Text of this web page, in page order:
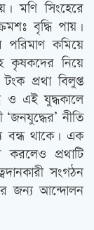
মণি সিংহেরে
বৃদ্ধি পায়।
কমিয়ে
কৃষকদের নিয়ে
প্রথা বিলুপ্ত
ও এই যুদ্ধকালে
‘জনযুদ্ধের’ নীতি
বন্ধ থাকে। এক
করলেও প্রথাটি
সংগঠন
জন্য আন্দোলন